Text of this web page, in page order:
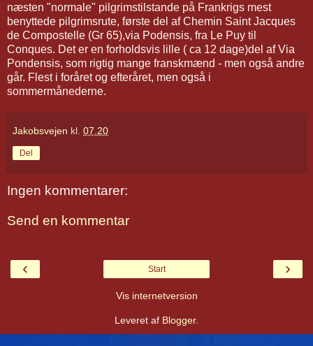
næsten "normale" pilgrimstilstande på Frankrigs mest
benyttede pilgrimsrute, første del af Chemin Saint Jacques
de Compostelle (Gr 65),via Podensis, fra Le Puy til
Conques. Det er en forholdsvis lille ( ca 12 dage)del af Via
Pondensis, som rigtig mange franskmænd - men også andre
går. Flest i foråret og efteråret, men også i
sommermånederne.
Jakobsvejen kl. 07.20
Del
Ingen kommentarer:
Send en kommentar
‹ ›
Start
Vis internetversion
Leveret af Blogger.